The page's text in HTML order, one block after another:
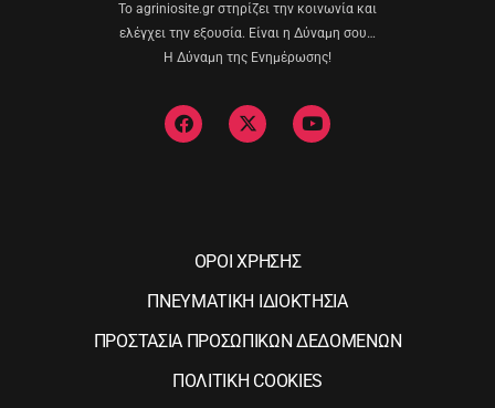
Το agriniosite.gr στηρίζει την κοινωνία και
ελέγχει την εξουσία. Είναι η Δύναμη σου…
Η Δύναμη της Ενημέρωσης!
ΟΡΟΙ ΧΡΗΣΗΣ
ΠΝΕΥΜΑΤΙΚΗ ΙΔΙΟΚΤΗΣΙΑ
ΠΡΟΣΤΑΣΙΑ ΠΡΟΣΩΠΙΚΩΝ ΔΕΔΟΜΕΝΩΝ
ΠΟΛΙΤΙΚΗ COOKIES